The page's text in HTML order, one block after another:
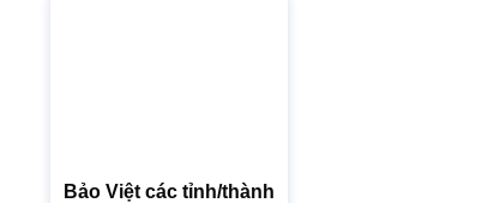
Bảo Việt các tỉnh/thành